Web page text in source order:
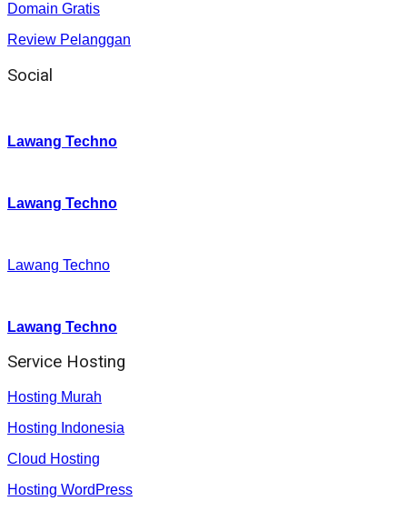
Domain Gratis
Review Pelanggan
Social
Lawang Techno
Lawang Techno
Lawang Techno
Lawang Techno
Service Hosting
Hosting Murah
Hosting Indonesia
Cloud Hosting
Hosting WordPress